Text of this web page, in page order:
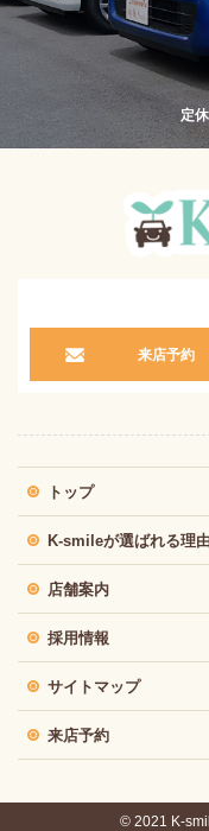
定
来店予約
トップ
K-smileが選ばれる理
店舗案内
採用情報
サイトマップ
来店予約
© 2021 K-